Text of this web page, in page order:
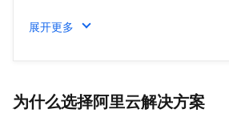
飞天企业版
零代码搭建 DeepSeek 版个人知识库
展开更多
为什么选择阿里云解决方案